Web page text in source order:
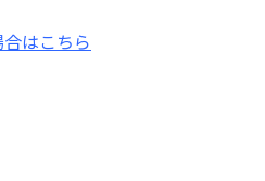
はこちら